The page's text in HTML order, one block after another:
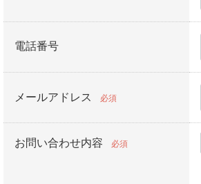
電話番号
メールアドレス 必須
お問い合わせ内容 必須